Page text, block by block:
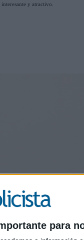
para
y atractivo.